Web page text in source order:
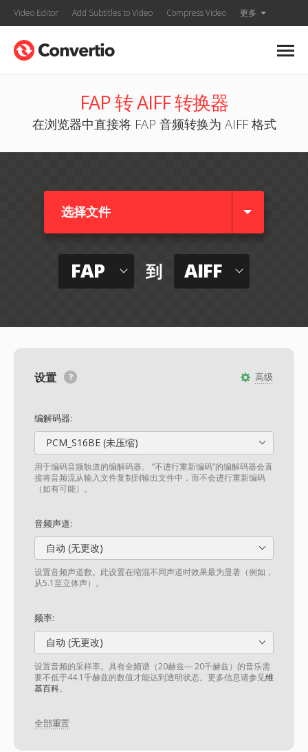
Video Editor Add Subtitles to Video Compress Video 更多
FAP 转 AIFF 转换器
在浏览器中直接将 FAP 音频转换为 AIFF 格式
选择文件
FAP 到 AIFF
高级
设置
编解码器:
PCM_S16BE (未压缩)
用于编码音频轨道的编解码器。 “不进行重新编码”的编解码器会直
接将音频流从输入文件复制到输出文件中，而不会进行重新编码
（如有可能）。
音频声道:
自动 (无更改)
设置音频声道数。此设置在缩混不同声道时效果最为显著（例如，
从5.1至立体声）。
频率:
自动 (无更改)
设置音频的采样率。具有全频谱（20赫兹— 20千赫兹）的音乐需
要不低于44.1千赫兹的数值才能达到透明状态。更多信息请参见维
基百科。
全部重置